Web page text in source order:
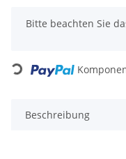
x
Bitte beachten Sie
Loading...
Beschreibung